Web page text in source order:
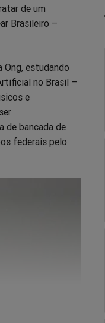
de um
Brasileiro –
estudando
no Brasil –
e
de bancada de
federais pelo